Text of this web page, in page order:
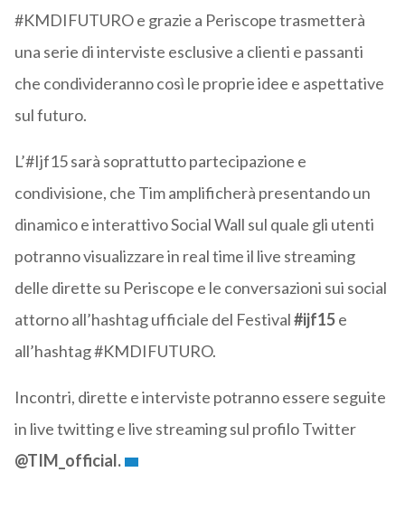
#KMDIFUTURO e grazie a Periscope trasmetterà
una serie di interviste esclusive a clienti e passanti
che condivideranno così le proprie idee e aspettative
sul futuro.
L’#Ijf15 sarà soprattutto partecipazione e
condivisione, che Tim amplificherà presentando un
dinamico e interattivo Social Wall sul quale gli utenti
potranno visualizzare in real time il live streaming
delle dirette su Periscope e le conversazioni sui social
attorno all’hashtag ufficiale del Festival#ijf15e
all’hashtag #KMDIFUTURO.
Incontri, dirette e interviste potranno essere seguite
in live twitting e live streaming sul profilo Twitter
@TIM_official.